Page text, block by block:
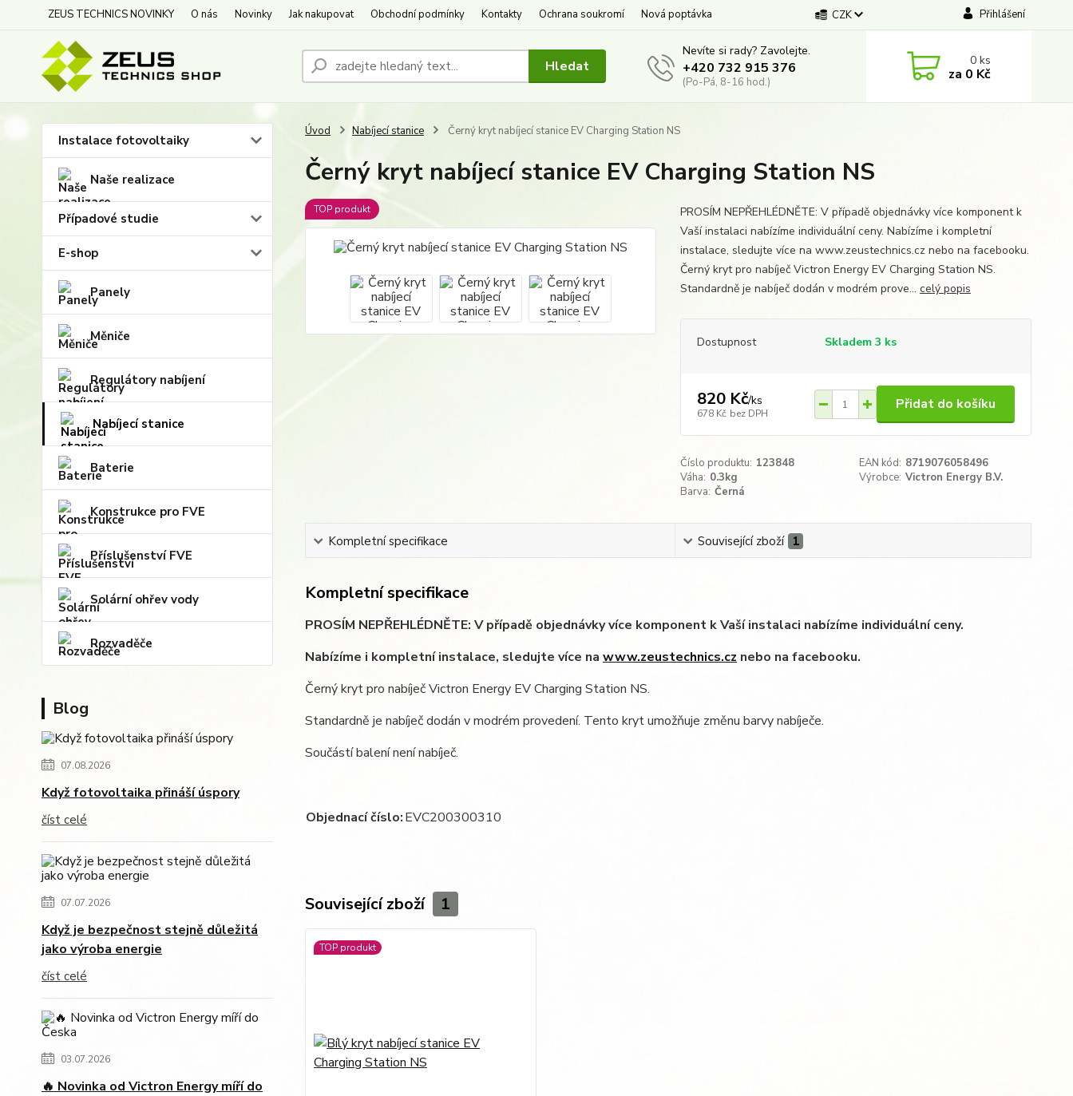
ZEUS TECHNICS NOVINKY O nás Novinky Jak nakupovat Obchodní podmínky Kontakty Ochrana soukromí Nová poptávka CZK Přihlášení
Hledat
Nevíte si rady? Zavolejte.
+420 732 915 376
(Po-Pá, 8-16 hod.)
0ks
za 0 Kč
Instalace fotovoltaiky
Naše realizace
Případové studie
E-shop
Panely
Měniče
Regulátory nabíjení
Nabíjecí stanice
Baterie
Konstrukce pro FVE
Příslušenství FVE
Solární ohřev vody
Rozvaděče
Blog
07.08.2026
Když fotovoltaika přináší úspory
číst celé
07.07.2026
Když je bezpečnost stejně důležitá
jako výroba energie
číst celé
03.07.2026
🔥 Novinka od Victron Energy míří do
Úvod Nabíjecí stanice Černý kryt nabíjecí stanice EV Charging Station NS
Černý kryt nabíjecí stanice EV Charging Station NS
TOP produkt
PROSÍM NEPŘEHLÉDNĚTE: V případě objednávky více komponent k
Vaší instalaci nabízíme individuální ceny. Nabízíme i kompletní
instalace, sledujte více na www.zeustechnics.cz nebo na facebooku.
Černý kryt pro nabíječ Victron Energy EV Charging Station NS.
Standardně je nabíječ dodán v modrém prove... celý popis
Dostupnost Skladem 3 ks
820 Kč/ks
678 Kč bez DPH
Přidat do košíku
Číslo produktu: 123848 EAN kód: 8719076058496
Váha: 0.3kg Výrobce: Victron Energy B.V.
Barva: Černá
Kompletní specifikace Související zboží 1
Kompletní specifikace
PROSÍM NEPŘEHLÉDNĚTE: V případě objednávky více komponent k Vaší instalaci nabízíme individuální ceny.
Nabízíme i kompletní instalace, sledujte více na www.zeustechnics.cz nebo na facebooku.
Černý kryt pro nabíječ Victron Energy EV Charging Station NS.
Standardně je nabíječ dodán v modrém provedení. Tento kryt umožňuje změnu barvy nabíječe.
Součástí balení není nabíječ.
Objednací číslo:EVC200300310
Související zboží 1
TOP produkt